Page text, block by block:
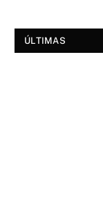
ÚLTIMAS